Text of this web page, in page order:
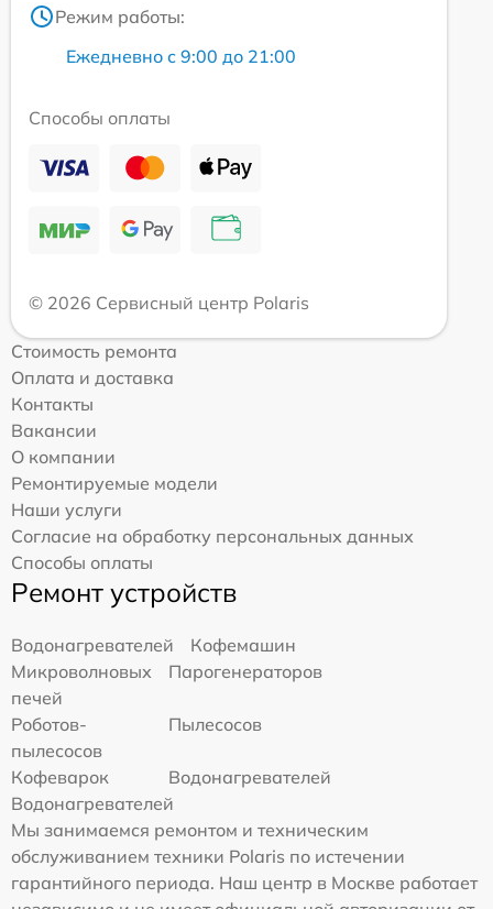
Режим работы:
Ежедневно с 9:00 до 21:00
Способы оплаты
© 2026 Сервисный центр Polaris
Стоимость ремонта
Оплата и доставка
Контакты
Вакансии
О компании
Ремонтируемые модели
Наши услуги
Согласие на обработку персональных данных
Способы оплаты
Ремонт устройств
Водонагревателей
Кофемашин
Микроволновых
печей
Парогенераторов
Роботов-
пылесосов
Пылесосов
Кофеварок
Водонагревателей
Водонагревателей
Мы занимаемся ремонтом и техническим
обслуживанием техники Polaris по истечении
гарантийного периода. Наш центр в Москве работает